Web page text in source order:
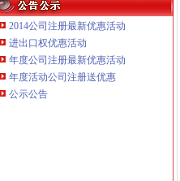
导航
2014公司注册最新优惠活动
进出口权优惠活动
年度公司注册最新优惠活动
年度活动公司注册送优惠
公示公告